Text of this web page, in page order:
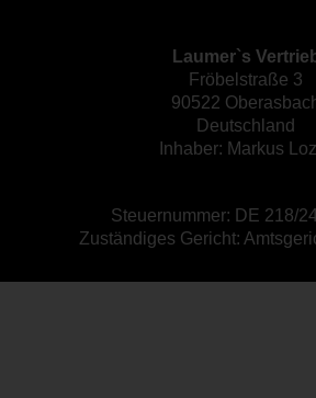
Laumer`s
Fröbelstraße 3
90522
Deutschland
Inhaber: Markus
Steuernummer: DE 218/
Zuständiges Gericht: